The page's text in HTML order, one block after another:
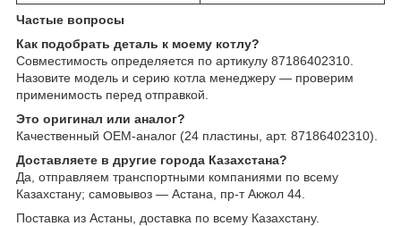
Частые вопросы
Как подобрать деталь к моему котлу?
Совместимость определяется по артикулу 87186402310.
Назовите модель и серию котла менеджеру — проверим
применимость перед отправкой.
Это оригинал или аналог?
Качественный OEM-аналог (24 пластины, арт. 87186402310).
Доставляете в другие города Казахстана?
Да, отправляем транспортными компаниями по всему
Казахстану; самовывоз — Астана, пр-т Акжол 44.
Поставка из Астаны, доставка по всему Казахстану.